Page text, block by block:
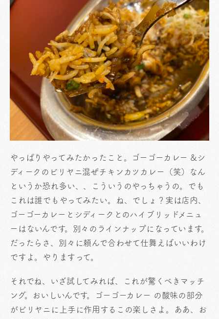
やっぱりやってみたかったこと。ゴーゴーカレー &シ
ディークのビリヤニ混ぜチキンカツカレー（笑）なん
というか恐れ多い、、こういうのやっちゃうの。でも
これは誰でもやってみたい。ね、でしょ？実は店内、
ゴーゴーカレーとシディークとのハイブリッドメニュ
ーはないんです。別々のラインナップになっています。
だったらさ、別々に頼んで合わせて仕舞えばいいわけ
ですよ。やりますって。
それでね、いざ試してみれば、これが驚くべきマッチ
ング。おいしいんです。ゴーゴーカレー の酸味の部分
がビリヤニに上手に作用するこの楽しさよ。ああ、お